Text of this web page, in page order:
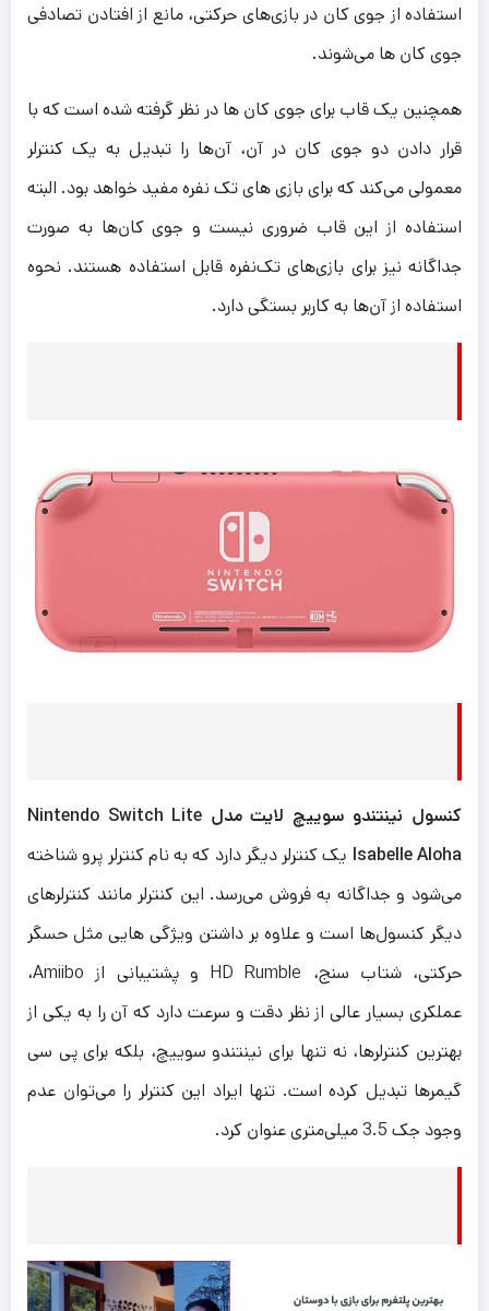
استفاده از جوی کان در بازی‌های حرکتی، مانع از افتادن تصادفی
جوی‌ کان‌ ها می‌شوند.
همچنین یک قاب برای جوی کان ها در نظر گرفته شده است که با
قرار دادن دو جوی کان در آن، آن‌ها را تبدیل به یک کنترلر
معمولی می‌کند که برای بازی‌ های تک نفره مفید خواهد بود. البته
استفاده از این قاب ضروری نیست و جوی کان‌ها به صورت
جداگانه نیز برای بازی‌های تک‌نفره قابل استفاده هستند. نحوه
استفاده از آن‌ها به کاربر بستگی دارد.
کنسول نینتندو سوییچ لایت مدل Nintendo Switch Lite
Isabelle Aloha یک کنترلر دیگر دارد که به نام کنترلر پرو شناخته
می‌شود و جداگانه به فروش می‌رسد. این کنترلر مانند کنترلرهای
دیگر کنسول‌ها است و علاوه بر داشتن ویژگی‌ هایی مثل حسگر
حرکتی، شتاب‌ سنج، HD Rumble و پشتیبانی از Amiibo،
عملکری بسیار عالی از نظر دقت و سرعت دارد که آن را به یکی از
بهترین کنترلرها، نه تنها برای نینتندو سوییچ، بلکه برای پی سی
گیمرها تبدیل کرده است. تنها ایراد این کنترلر را می‌توان عدم
وجود جک 3.5 میلی‌متری عنوان کرد.